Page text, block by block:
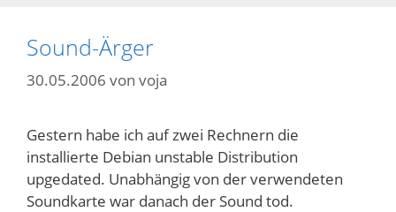
Sound-Ärger
30.05.2006 von voja
Gestern habe ich auf zwei Rechnern die
installierte Debian unstable Distribution
upgedated. Unabhängig von der verwendeten
Soundkarte war danach der Sound tod.